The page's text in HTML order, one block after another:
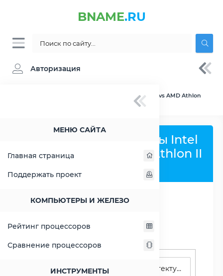
BNAME.RU
Авторизация
МЕНЮ САЙТА
Главная страница
Поддержать проект
КОМПЬЮТЕРЫ И ЖЕЛЕЗО
Рейтинг процессоров
Сравнение процессоров
ИНСТРУМЕНТЫ
» Сравнение Intel Atom Z3735G vs AMD Athlon
Сравнить процессоры Intel
Atom Z3735G и AMD Athlon II
Поиск процессоров